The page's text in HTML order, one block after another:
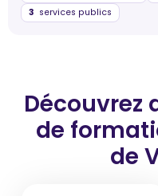
3 services publics
Découvrez
de
de